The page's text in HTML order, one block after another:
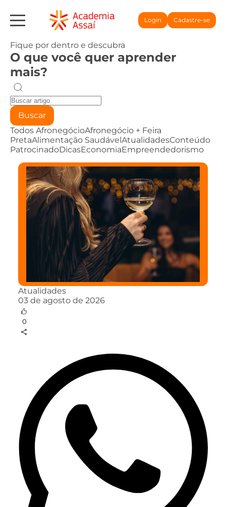
Login Cadastre-se
Fique por dentro e descubra
O que você quer aprender
mais?
Buscar
Todos AfronegócioAfronegócio + Feira
PretaAlimentação SaudávelAtualidadesConteúdo
PatrocinadoDicasEconomiaEmpreendedorismo
Atualidades
03 de agosto de 2026
0